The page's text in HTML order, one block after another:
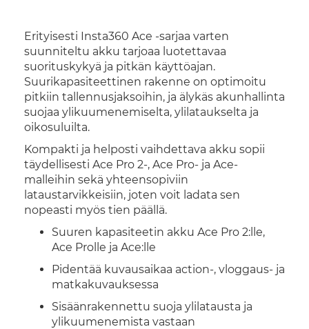
Erityisesti Insta360 Ace -sarjaa varten
suunniteltu akku tarjoaa luotettavaa
suorituskykyä ja pitkän käyttöajan.
Suurikapasiteettinen rakenne on optimoitu
pitkiin tallennusjaksoihin, ja älykäs akunhallinta
suojaa ylikuumenemiselta, ylilataukselta ja
oikosuluilta.
Kompakti ja helposti vaihdettava akku sopii
täydellisesti Ace Pro 2-, Ace Pro- ja Ace-
malleihin sekä yhteensopiviin
lataustarvikkeisiin, joten voit ladata sen
nopeasti myös tien päällä.
Suuren kapasiteetin akku Ace Pro 2:lle,
Ace Prolle ja Ace:lle
Pidentää kuvausaikaa action-, vloggaus- ja
matkakuvauksessa
Sisäänrakennettu suoja ylilatausta ja
ylikuumenemista vastaan